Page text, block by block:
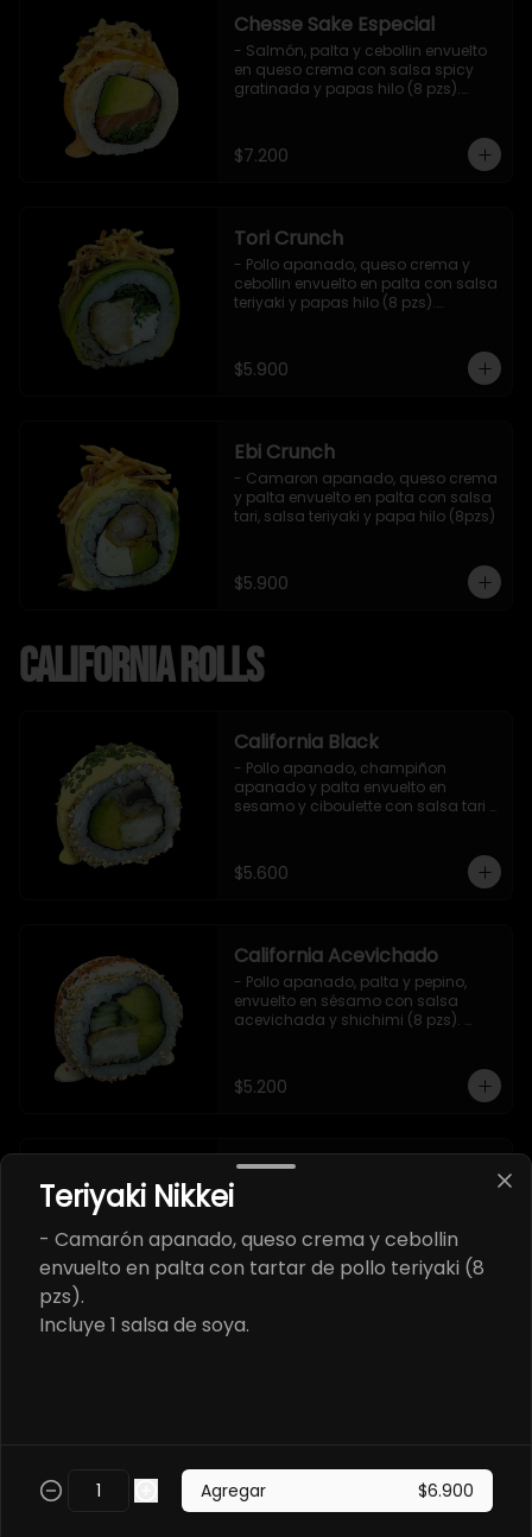
Chesse Sake Especial
- Salmón, palta y cebollin envuelto
en queso crema con salsa spicy
gratinada y papas hilo (8 pzs).
$7.200
Tori Crunch
- Pollo apanado, queso crema y
cebollin envuelto en palta con salsa
teriyaki y papas hilo (8 pzs).
$5.900
Ebi Crunch
- Camaron apanado, queso crema
y palta envuelto en palta con salsa
tari, salsa teriyaki y papa hilo (8pzs)
$5.900
California Rolls
California Black
- Pollo apanado, champiñon
apanado y palta envuelto en
sesamo y ciboulette con salsa tari
$5.600
California Acevichado
- Pollo apanado, palta y pepino,
envuelto en sésamo con salsa
acevichada y shichimi (8 pzs).
$5.200
California Chesse
- Salmon, queso crema y cebollin
Incluye 1 salsa teriyaki.
$5.700
Teriyaki Nikkei
- Camarón apanado, queso crema y cebollin
envuelto en palta con tartar de pollo teriyaki (8
pzs).
Incluye 1 salsa de soya.
Agregar $6.900